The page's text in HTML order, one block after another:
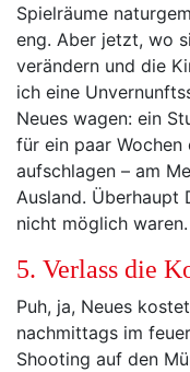
Spielräume
eng. Aber jetzt, wo
verändern und die
ich eine
Neues wagen: ein
für ein paar
aufschlagen – am
Ausland. Überhaupt
nicht möglich
5. Verlass die
Puh, ja, Neues
nachmittags im
Shooting auf den